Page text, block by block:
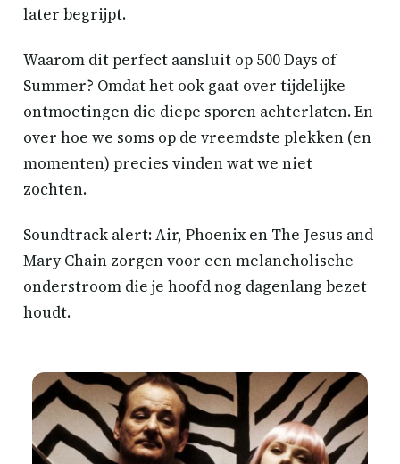
later begrijpt.
Waarom dit perfect aansluit op 500 Days of
Summer? Omdat het ook gaat over tijdelijke
ontmoetingen die diepe sporen achterlaten. En
over hoe we soms op de vreemdste plekken (en
momenten) precies vinden wat we niet
zochten.
Soundtrack alert: Air, Phoenix en The Jesus and
Mary Chain zorgen voor een melancholische
onderstroom die je hoofd nog dagenlang bezet
houdt.